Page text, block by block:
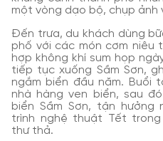
một vòng dạo bộ, chụp ảnh
Đến trưa, du khách dùng
phố với các món cơm niêu
hợp không khí sum họp
tiếp tục xuống Sầm Sơn,
ngắm biển đầu năm. Buổi
nhà hàng ven biển, sau
biển Sầm Sơn, tận hưởng
trình nghệ thuật Tết
thư thả.